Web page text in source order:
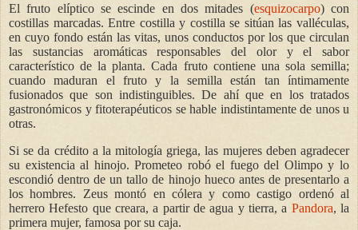
El fruto elíptico se escinde en dos mitades (esquizocarpo) con
costillas marcadas. Entre costilla y costilla se sitúan las valléculas,
en cuyo fondo están las vitas, unos conductos por los que circulan
las sustancias aromáticas responsables del olor y el sabor
característico de la planta. Cada fruto contiene una sola semilla;
cuando maduran el fruto y la semilla están tan íntimamente
fusionados que son indistinguibles. De ahí que en los tratados
gastronómicos y fitoterapéuticos se hable indistintamente de unos u
otras.
Si se da crédito a la mitología griega, las mujeres deben agradecer
su existencia al hinojo. Prometeo robó el fuego del Olimpo y lo
escondió dentro de un tallo de hinojo hueco antes de presentarlo a
los hombres. Zeus montó en cólera y como castigo ordenó al
herrero Hefesto que creara, a partir de agua y tierra, a Pandora, la
primera mujer, famosa por su caja.